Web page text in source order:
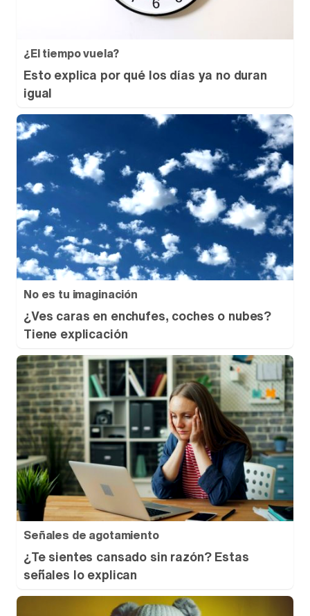
¿El tiempo vuela?
Esto explica por qué los días ya no duran
igual
No es tu imaginación
¿Ves caras en enchufes, coches o nubes?
Tiene explicación
Señales de agotamiento
¿Te sientes cansado sin razón? Estas
señales lo explican